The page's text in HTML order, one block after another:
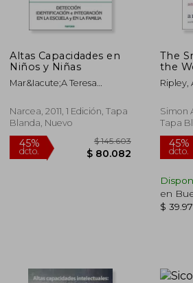
Altas Capacidades en
Niños y Niñas
Mar&Iacute;A Teresa
Narcea, 2011, 1 Edición, Tapa
Blanda, Nuevo
$ 145.603
$ 80.082
The
the
They
Ripley,
Simon
Tapa
en
$